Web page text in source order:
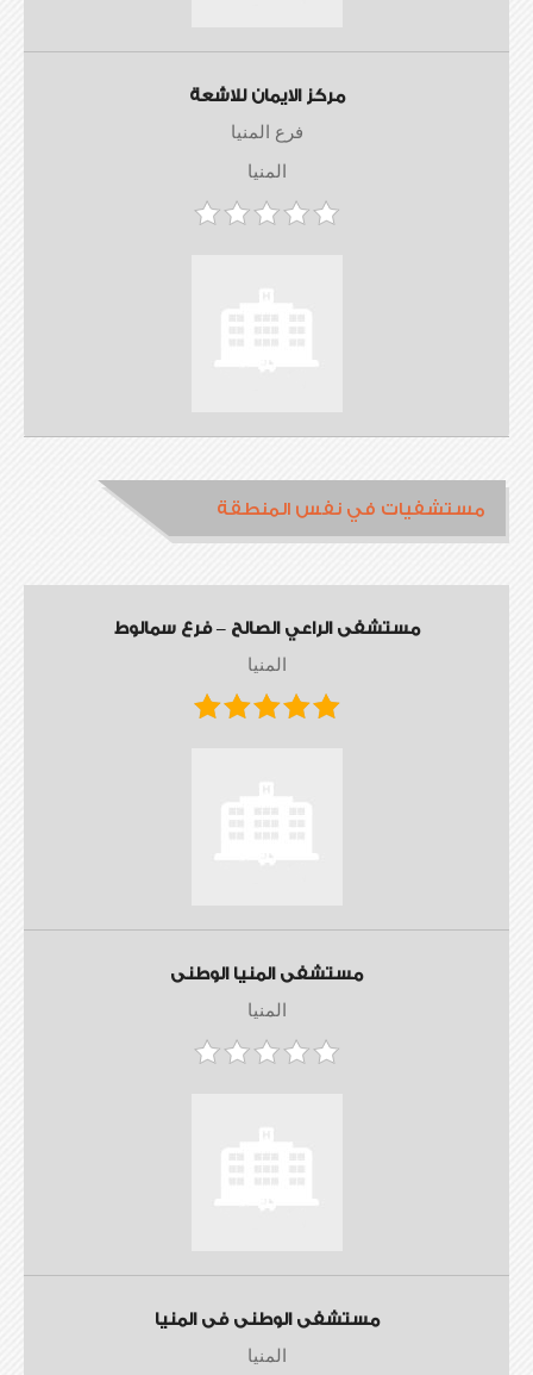
مركز الايمان للاشعة
فرع المنيا
المنيا
مستشفيات في نفس المنطقة
مستشفى الراعي الصالح – فرع سمالوط
المنيا
مستشفى المنيا الوطنى
المنيا
مستشفى الوطنى فى المنيا
المنيا